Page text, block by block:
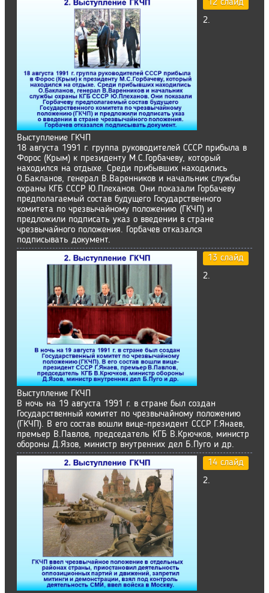
12 слайд
2.
Выступление ГКЧП
18 августа 1991 г. группа руководителей СССР прибыла в
Форос (Крым) к президенту М.С.Горбачеву, который
находился на отдыхе. Среди прибывших находились
О.Бакланов, генерал В.Варенников и начальник службы
охраны КГБ СССР Ю.Плеханов. Они показали Горбачеву
предполагаемый состав будущего Государственного
комитета по чрезвычайному положению (ГКЧП) и
предложили подписать указ о введении в стране
чрезвычайного положения. Горбачев отказался
подписывать документ.
13 слайд
2.
Выступление ГКЧП
В ночь на 19 августа 1991 г. в стране был создан
Государственный комитет по чрезвычайному положению
(ГКЧП). В его состав вошли вице-президент СССР Г.Янаев,
премьер В.Павлов, председатель КГБ В.Крючков, министр
обороны Д.Язов, министр внутренних дел Б.Пуго и др.
14 слайд
2.